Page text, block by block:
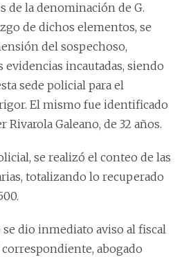
de la denominación de G.
de dichos elementos, se
del sospechoso,
incautadas, siendo
sede policial para el
El mismo fue identificado
Rivarola Galeano, de 32 años.
se realizó el conteo de las
totalizando lo recuperado
dio inmediato aviso al fiscal
abogado